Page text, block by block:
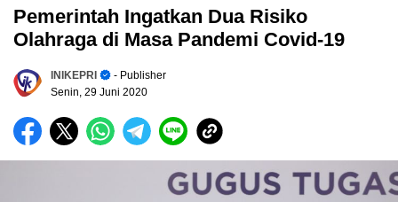
Pemerintah Ingatkan Dua Risiko
Olahraga di Masa Pandemi Covid-19
INIKEPRI
- Publisher
Senin, 29 Juni 2020